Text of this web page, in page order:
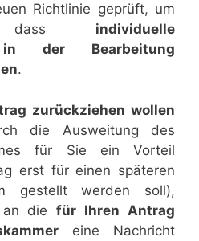
Richtlinie geprüft, um
dass individuelle
in der Bearbeitung
.
zurückziehen wollen
die Ausweitung des
für Sie ein Vorteil
erst für einen späteren
gestellt werden soll),
an diefür Ihren Antrag
eine Nachricht